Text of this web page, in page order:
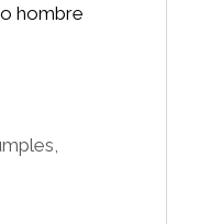
hombre
,